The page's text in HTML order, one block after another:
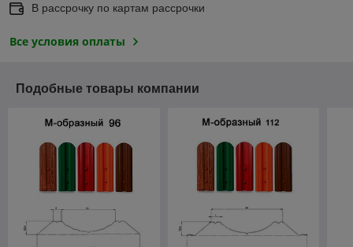
В рассрочку по картам рассрочки
Все условия оплаты
Подобные товары компании